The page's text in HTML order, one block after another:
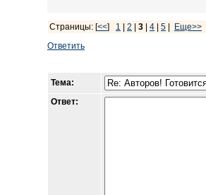
Страницы: [<<] 1 2 3 4 5
Еще>>
Ответить
Тема:
Ответ: